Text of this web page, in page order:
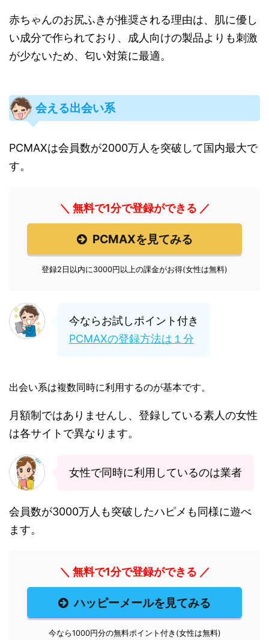
赤ちゃんのお尻ふきが推奨される理由は、肌に優し
い成分で作られており、成人向けの製品よりも刺激
が少ないため、匂い対策に最適。
会える出会い系
PCMAXは会員数が2000万人を突破して国内最大で
す。
＼ 無料で1分で登録ができる ／
PCMAXを見てみる
登録2日以内に3000円以上の課金がお得(女性は無料)
今ならお試しポイント付き
PCMAXの登録方法は１分
出会い系は複数同時に利用するのが基本です。
月額制ではありませんし、登録している素人の女性
は各サイトで異なります。
女性で同時に利用しているのは業者
会員数が3000万人も突破したハピメも同様に遊べ
ます。
＼ 無料で1分で登録ができる ／
ハッピーメールを見てみる
今なら1000円分の無料ポイント付き(女性は無料)